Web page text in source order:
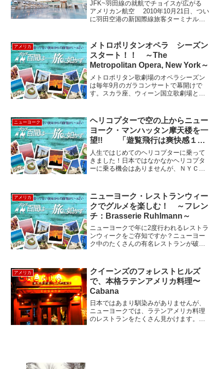
JFK~羽田線の就航でチョイスが広がる
アメリカン航空 2010年10月21日、つい
に羽田空港の新国際線旅客ターミナルが
て米国から羽田への乗り入れ便を開始す
る。アメリ...
アメリカ
メトロポリタンオペラ シーズン
スタート！！ ～The
Metropolitan Opera, New York～
メトロポリタン歌劇場のオペラシーズン
は毎年9月のガラコンサートで幕開けで
す。スカラ座、ウィーン国立歌劇場と並
末から翌年5月までの冬場がシーズン。今
年は9月23日月...
ニューヨーク
ヘリコプターで空の上からニュー
ヨーク・マンハッタン摩天楼を一
望!! 「遊覧飛行は爽快感１０
０％！」
人生ではじめてのヘリコプターに乗って
きました！日本ではなかなかヘリコプタ
ーに乗る機会はありませんが、ＮＹＣで
年新しく購入しただけあって、ヘリコプ
ターの中もとっても綺麗で...
アメリカ
ニューヨーク・レストランウィー
クでグルメを楽しむ！ ～フレン
チ：Brasserie Ruhlmann～
ニューヨークで年に2度行われるレストラ
ンウィークをご存知ですか？ニューヨー
ク中のたくさんの有名レストランが破格
ンウィークは7/12～7/25 の2週間！のは
ずが・...
アメリカ
クイーンズのフォレストヒルズ
で、本格ラテンアメリカ料理〜
Cabana
日本ではあまり馴染みがありませんが、
ニューヨークでは、ラテンアメリカ料理
のレストランをたくさん見かけます。